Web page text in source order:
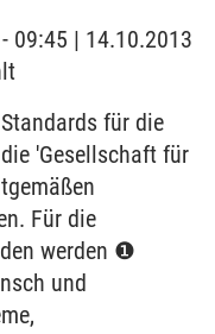
09:45 | 14.10.2013
für die
'Gesellschaft für
Für die
werden ❶
und